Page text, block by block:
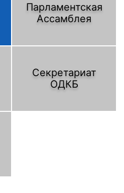
Парламентская
Ассамблея
Секретариат
ОДКБ